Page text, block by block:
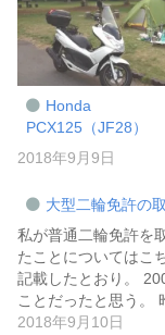
Honda
PCX125（JF28）
2018年9月9日
大型二輪免許の
私が普通二輪免許を
たことについてはこ
記載したとおり。
ことだったと思う。
2018年9月10日